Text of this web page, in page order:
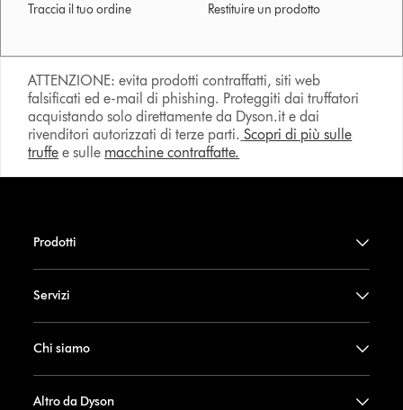
Traccia il tuo ordine Restituire un prodotto
ATTENZIONE: evita prodotti contraffatti, siti web
falsificati ed e-mail di phishing. Proteggiti dai truffatori
acquistando solo direttamente da Dyson.it e dai
rivenditori autorizzati di terze parti. Scopri di più sulle
truffe e sulle macchine contraffatte.
Prodotti
Servizi
Chi siamo
Altro da Dyson